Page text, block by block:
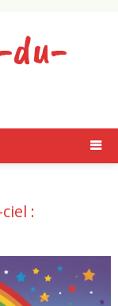
du-
: